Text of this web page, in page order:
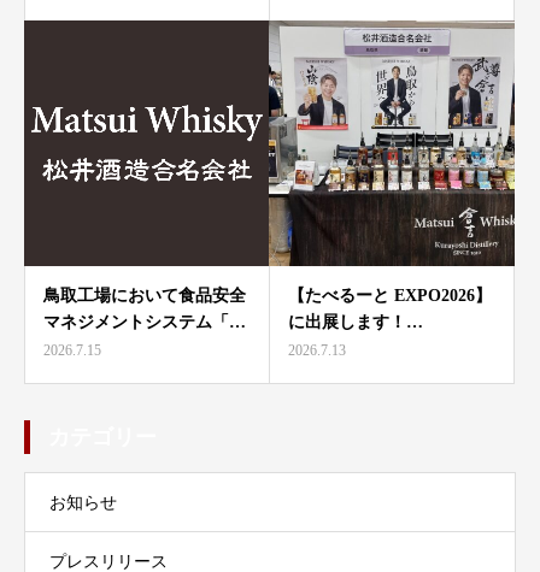
鳥取工場において食品安全
マネジメントシステム「…
2026.7.15
【たべるーと EXPO2026】
に出展します！…
2026.7.13
お知らせ
プレスリリース